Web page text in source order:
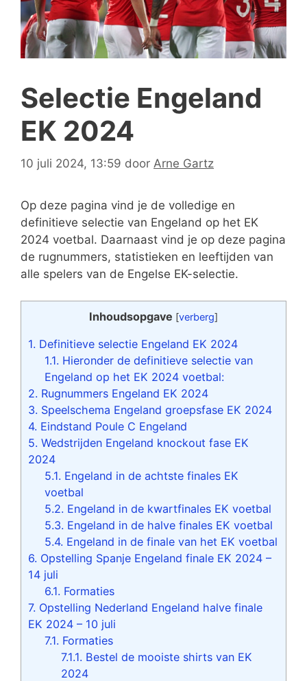
Selectie Engeland
EK 2024
10 juli 2024, 13:59 door Arne Gartz
Op deze pagina vind je de volledige en
definitieve selectie van Engeland op het EK
2024 voetbal. Daarnaast vind je op deze pagina
de rugnummers, statistieken en leeftijden van
alle spelers van de Engelse EK-selectie.
Inhoudsopgave [verberg]
1. Definitieve selectie Engeland EK 2024
1.1. Hieronder de definitieve selectie van
Engeland op het EK 2024 voetbal:
2. Rugnummers Engeland EK 2024
3. Speelschema Engeland groepsfase EK 2024
4. Eindstand Poule C Engeland
5. Wedstrijden Engeland knockout fase EK
2024
5.1. Engeland in de achtste finales EK
voetbal
5.2. Engeland in de kwartfinales EK voetbal
5.3. Engeland in de halve finales EK voetbal
5.4. Engeland in de finale van het EK voetbal
6. Opstelling Spanje Engeland finale EK 2024 –
14 juli
6.1. Formaties
7. Opstelling Nederland Engeland halve finale
EK 2024 – 10 juli
7.1. Formaties
7.1.1. Bestel de mooiste shirts van EK
2024